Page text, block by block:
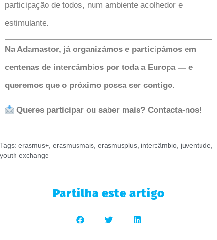
participação de todos, num ambiente acolhedor e
estimulante.
Na Adamastor, já organizámos e participámos em
centenas de intercâmbios por toda a Europa — e
queremos que o próximo possa ser contigo.
Queres participar ou saber mais? Contacta-nos!
Tags: erasmus+, erasmusmais, erasmusplus, intercâmbio, juventude,
youth exchange
Partilha este artigo